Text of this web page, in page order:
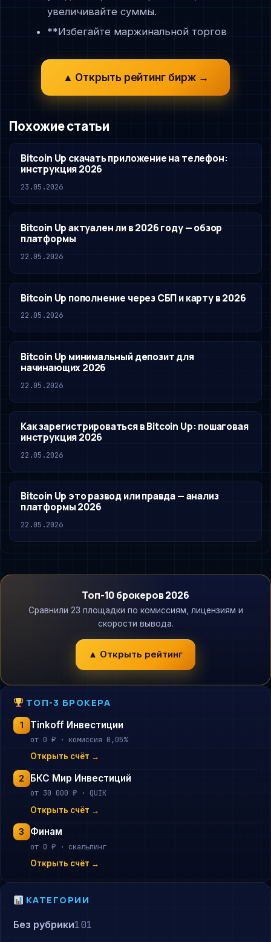
увеличивайте суммы.
**Избегайте маржинальной торгов
▲ Открыть рейтинг бирж →
Похожие статьи
Bitcoin Up скачать приложение на телефон:
инструкция 2026
23.05.2026
Bitcoin Up актуален ли в 2026 году — обзор
платформы
22.05.2026
Bitcoin Up пополнение через СБП и карту в 2026
22.05.2026
Bitcoin Up минимальный депозит для
начинающих 2026
22.05.2026
Как зарегистрироваться в Bitcoin Up: пошаговая
инструкция 2026
22.05.2026
Bitcoin Up это развод или правда — анализ
платформы 2026
22.05.2026
Топ-10 брокеров 2026
Сравнили 23 площадки по комиссиям, лицензиям и
скорости вывода.
▲ Открыть рейтинг
ТОП-3 БРОКЕРА
1 Tinkoff Инвестиции
от 0 ₽ · комиссия 0,05%
Открыть счёт →
2 БКС Мир Инвестиций
от 30 000 ₽ · QUIK
Открыть счёт →
3 Финам
от 0 ₽ · скальпинг
Открыть счёт →
КАТЕГОРИИ
Без рубрики101